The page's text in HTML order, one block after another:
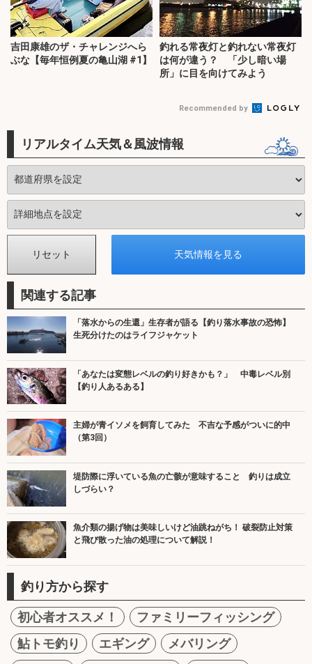
吉田康雄のザ・チャレンジへら
ぶな【毎年恒例夏の亀山湖 #1】
釣れる常夜灯と釣れない常夜灯
は何が違う？ 「少し暗い場
所」に目を向けてみよう
Recommended by
リアルタイム天気＆風波情報
関連する記事
「落水からの生還」生存者が語る【釣り落水事故の恐怖】
生死分けたのはライフジャケット
「あなたは変態レベルの釣り好きかも？」 中毒レベル別
【釣り人あるある】
主婦が青イソメを飼育してみた 不吉な予感がついに的中
（第3回）
堤防際に浮いている魚の亡骸が意味すること 釣りは成立
しづらい？
魚介類の揚げ物は美味しいけど油跳ねがち！ 破裂防止対策
と飛び散った油の処理について解説！
釣り方から探す
初心者オススメ！
ファミリーフィッシング
鮎トモ釣り
エギング
メバリング